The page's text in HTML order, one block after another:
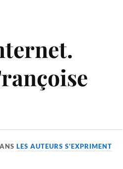
LES AUTEURS S'EXPRIMENT